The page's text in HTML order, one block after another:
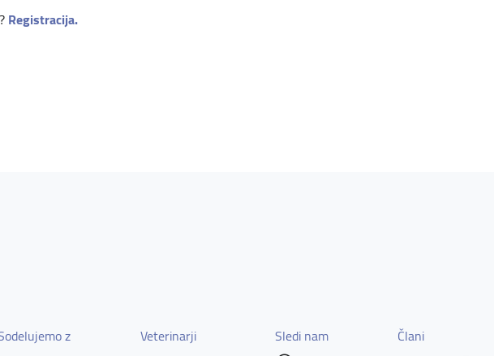
Registracija.
z
Veterinarji
Sledi nam
Člani